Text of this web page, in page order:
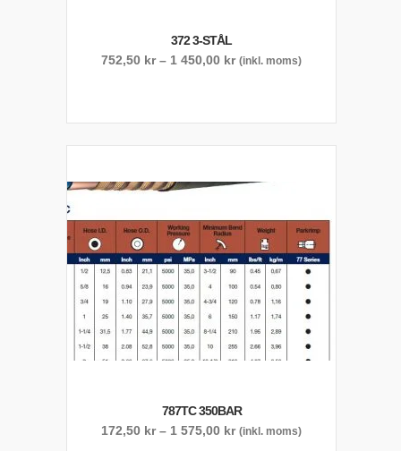
372 3-STÅL
752,50 kr – 1 450,00 krPrisintervall:
(inkl. moms)
787TC 350BAR
172,50 kr – 1 575,00 krPrisintervall:
(inkl. moms)